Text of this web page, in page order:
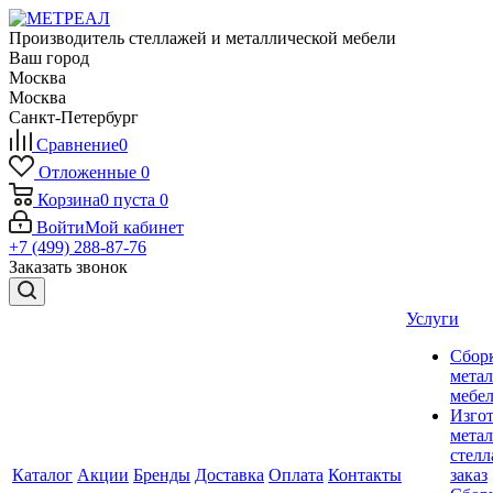
Производитель стеллажей и металлической мебели
Ваш город
Москва
Москва
Санкт-Петербург
Сравнение0
Отложенные 0
Корзина0 пуста 0
ВойтиМой кабинет
+7 (499) 288-87-76
Заказать звонок
Каталог Акции Бренды Доставка Оплата Контакты
Услуги
заказ